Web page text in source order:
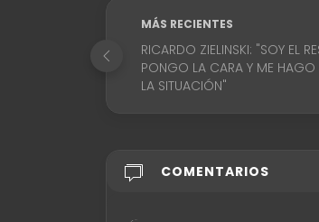
MÁS RECIENTES
RICARDO ZIELINSKI: "SOY EL
PONGO LA CARA Y ME
LA SITUACIÓN"
COMENTARIOS